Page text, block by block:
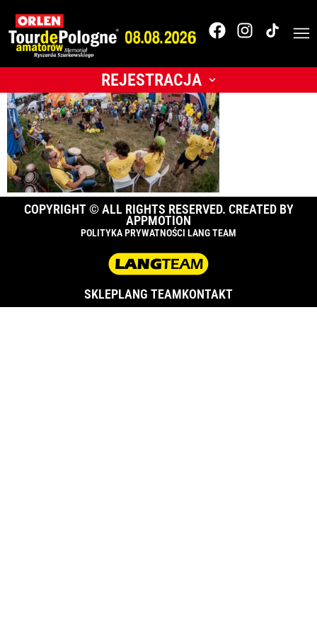
REJESTRACJA
COPYRIGHT © ALL RIGHTS RESERVED. CREATED BY
APPMOTION
POLITYKA PRYWATNOŚCI LANG TEAM
SKLEPLANG TEAMKONTAKT